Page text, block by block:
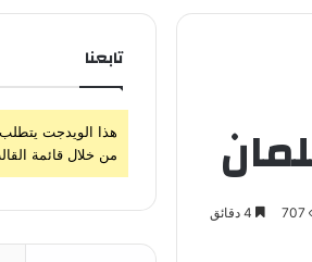
707
تابعنا
هذا الويدجت يتطلب
من خلال قائمة